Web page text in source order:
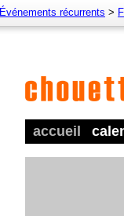
accueil
Événements récurrents >